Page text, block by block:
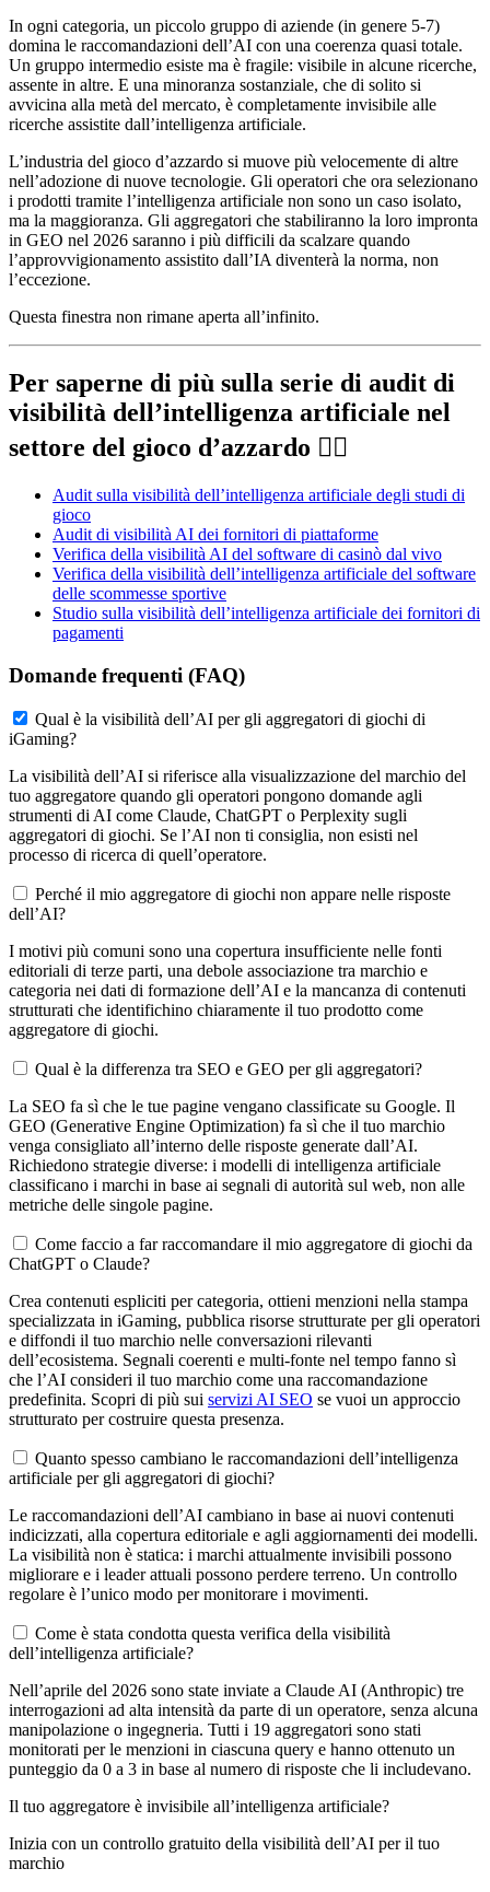
In ogni categoria, un piccolo gruppo di aziende (in genere 5-7)
domina le raccomandazioni dell’AI con una coerenza quasi totale.
Un gruppo intermedio esiste ma è fragile: visibile in alcune ricerche,
assente in altre. E una minoranza sostanziale, che di solito si
avvicina alla metà del mercato, è completamente invisibile alle
ricerche assistite dall’intelligenza artificiale.
L’industria del gioco d’azzardo si muove più velocemente di altre
nell’adozione di nuove tecnologie. Gli operatori che ora selezionano
i prodotti tramite l’intelligenza artificiale non sono un caso isolato,
ma la maggioranza. Gli aggregatori che stabiliranno la loro impronta
in GEO nel 2026 saranno i più difficili da scalzare quando
l’approvvigionamento assistito dall’IA diventerà la norma, non
l’eccezione.
Questa finestra non rimane aperta all’infinito.
Per saperne di più sulla serie di audit di
visibilità dell’intelligenza artificiale nel
settore del gioco d’azzardo 👇🏼
Audit sulla visibilità dell’intelligenza artificiale degli studi di
gioco
Audit di visibilità AI dei fornitori di piattaforme
Verifica della visibilità AI del software di casinò dal vivo
Verifica della visibilità dell’intelligenza artificiale del software
delle scommesse sportive
Studio sulla visibilità dell’intelligenza artificiale dei fornitori di
pagamenti
Domande frequenti (FAQ)
Qual è la visibilità dell’AI per gli aggregatori di giochi di
iGaming?
La visibilità dell’AI si riferisce alla visualizzazione del marchio del
tuo aggregatore quando gli operatori pongono domande agli
strumenti di AI come Claude, ChatGPT o Perplexity sugli
aggregatori di giochi. Se l’AI non ti consiglia, non esisti nel
processo di ricerca di quell’operatore.
Perché il mio aggregatore di giochi non appare nelle risposte
dell’AI?
I motivi più comuni sono una copertura insufficiente nelle fonti
editoriali di terze parti, una debole associazione tra marchio e
categoria nei dati di formazione dell’AI e la mancanza di contenuti
strutturati che identifichino chiaramente il tuo prodotto come
aggregatore di giochi.
Qual è la differenza tra SEO e GEO per gli aggregatori?
La SEO fa sì che le tue pagine vengano classificate su Google. Il
GEO (Generative Engine Optimization) fa sì che il tuo marchio
venga consigliato all’interno delle risposte generate dall’AI.
Richiedono strategie diverse: i modelli di intelligenza artificiale
classificano i marchi in base ai segnali di autorità sul web, non alle
metriche delle singole pagine.
Come faccio a far raccomandare il mio aggregatore di giochi da
ChatGPT o Claude?
Crea contenuti espliciti per categoria, ottieni menzioni nella stampa
specializzata in iGaming, pubblica risorse strutturate per gli operatori
e diffondi il tuo marchio nelle conversazioni rilevanti
dell’ecosistema. Segnali coerenti e multi-fonte nel tempo fanno sì
che l’AI consideri il tuo marchio come una raccomandazione
predefinita. Scopri di più sui servizi AI SEO se vuoi un approccio
strutturato per costruire questa presenza.
Quanto spesso cambiano le raccomandazioni dell’intelligenza
artificiale per gli aggregatori di giochi?
Le raccomandazioni dell’AI cambiano in base ai nuovi contenuti
indicizzati, alla copertura editoriale e agli aggiornamenti dei modelli.
La visibilità non è statica: i marchi attualmente invisibili possono
migliorare e i leader attuali possono perdere terreno. Un controllo
regolare è l’unico modo per monitorare i movimenti.
Come è stata condotta questa verifica della visibilità
dell’intelligenza artificiale?
Nell’aprile del 2026 sono state inviate a Claude AI (Anthropic) tre
interrogazioni ad alta intensità da parte di un operatore, senza alcuna
manipolazione o ingegneria. Tutti i 19 aggregatori sono stati
monitorati per le menzioni in ciascuna query e hanno ottenuto un
punteggio da 0 a 3 in base al numero di risposte che li includevano.
Il tuo aggregatore è invisibile all’intelligenza artificiale?
Inizia con un controllo gratuito della visibilità dell’AI per il tuo
marchio